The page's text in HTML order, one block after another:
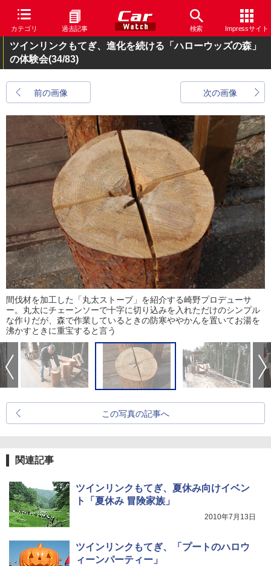
カテゴリ 過去記事 検索 Impressサイト
ツインリンクもてぎ、進化を続ける「ハローウッズの森」
の体験会(34/83)
前の画像 次の画像
間伐材を加工した「丸太ストーブ」を紹介する崎野プロデューサ
ー。丸太にチェーンソーで十字に切り込みを入れただけのシンプル
な作りだが、森で作業しているときの防寒ややかんを置いてお湯を
沸かすときに重宝すると言う
この写真の記事へ
関連記事
ツインリンクもてぎ、夏休み向けイベン
ト「夏休み 冒険家族」
2010年7月13日
ツインリンクもてぎ、「プートのハロウ
ィーンパーティー」